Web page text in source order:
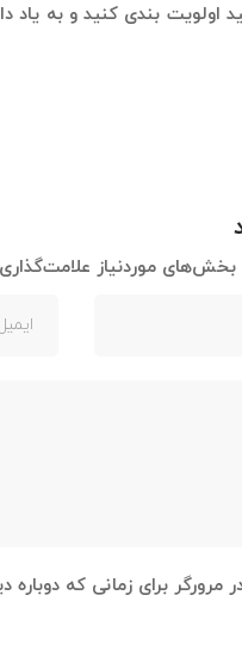
بندی کنید و به یاد
بخش‌های موردنیاز
مرورگر برای زمانی که